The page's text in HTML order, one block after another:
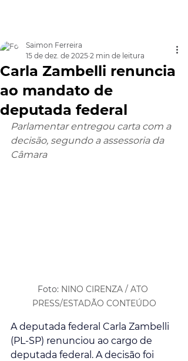
Carla Zambelli renuncia
ao mandato de
deputada federal
Saimon Ferreira
15 de dez. de 2025 2 min de leitura
Parlamentar entregou carta com a
decisão, segundo a assessoria da
Câmara
Foto: NINO CIRENZA / ATO
PRESS/ESTADÃO CONTEÚDO
A deputada federal Carla Zambelli
(PL-SP) renunciou ao cargo de
deputada federal. A decisão foi